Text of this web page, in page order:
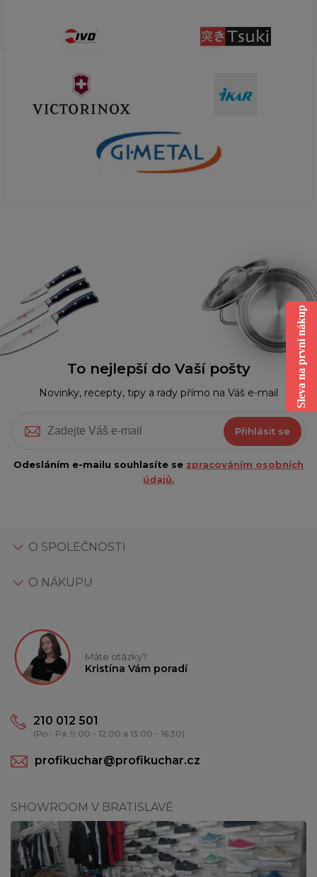
To nejlepší do Vaší pošty
Novinky, recepty, tipy a rady přímo na Váš e-mail
Přihlásit se
Odesláním e-mailu souhlasíte se zpracováním osobních
údajů.
O SPOLEČNOSTI
O NÁKUPU
Máte otázky?
Kristína Vám poradí
210 012 501
(Po - Pá: 9:00 - 12:00 a 13:00 - 16:30)
profikuchar@profikuchar.cz
SHOWROOM V BRATISLAVĚ
Sleva na první nákup